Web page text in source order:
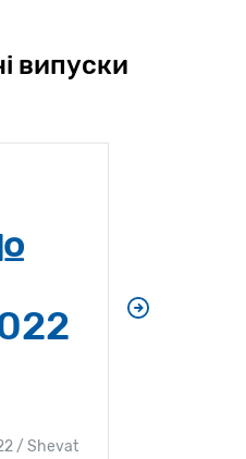
випуски
/ Shevat